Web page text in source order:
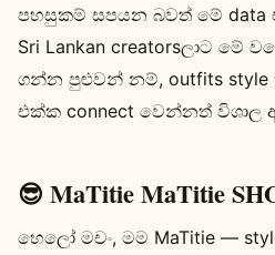
පහසුකම් සපයන බවත් මේ data
Sri Lankan creatorsලාට මේ
ගන්න පුළුවන් නම්, outfits style
එක්ක connect වෙන්නත් විශාල
😎 MaTitie MaTitie
හෙලෝ මචං, මම MaTitie —